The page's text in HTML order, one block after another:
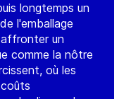
longtemps un
l'emballage
un
comme la nôtre
où les